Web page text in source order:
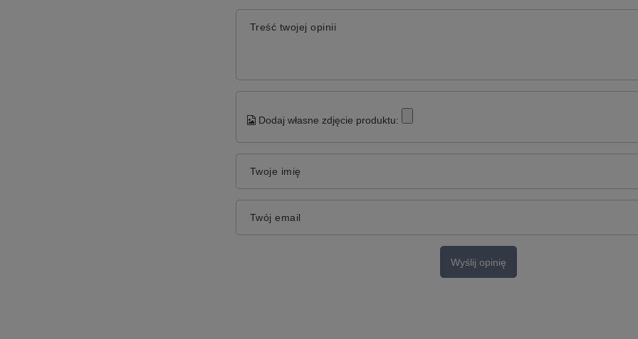
Treść twojej opinii
Dodaj własne zdjęcie produktu:
Twoje imię
Twój email
Wyślij opinię